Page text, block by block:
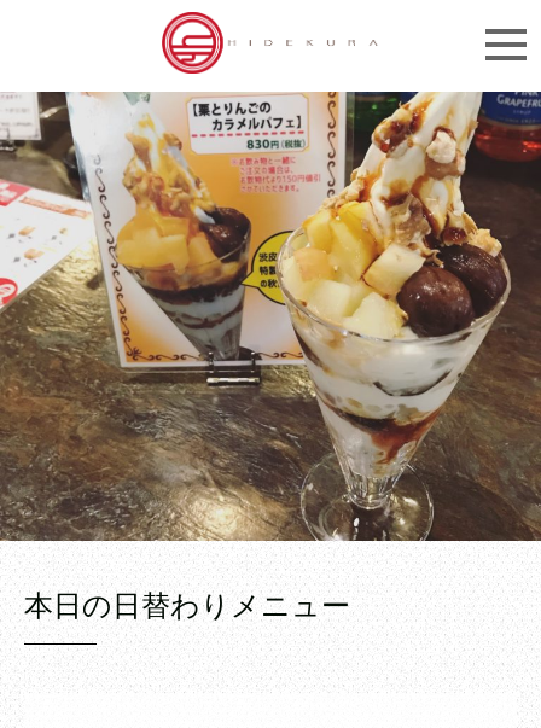
本日の日替わりメニュー